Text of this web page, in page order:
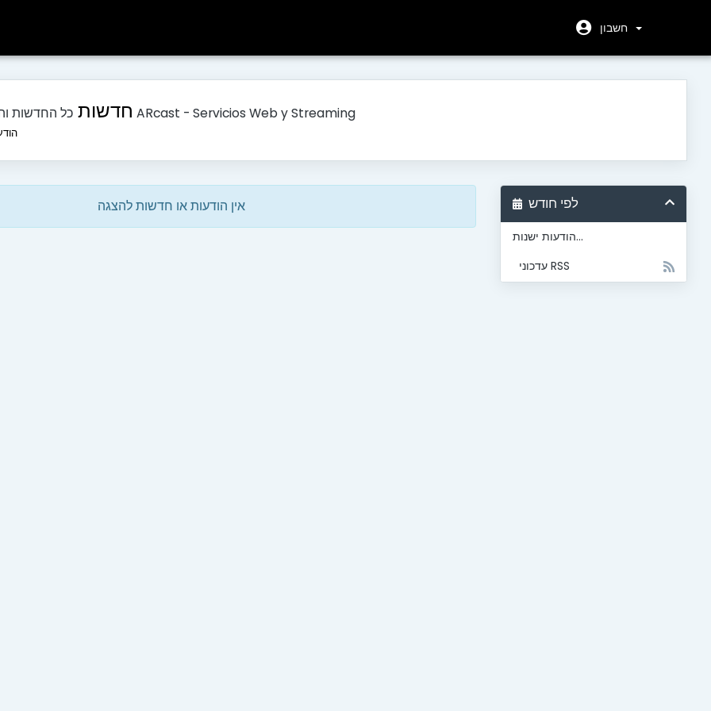
חדשות כל החדשות והעדכונים האחרונים של ARcast - Servicios Web y Streaming
לפי חודש
הודעות ישנות...
עדכוני RSS
אין הודעות או חדשות להצגה